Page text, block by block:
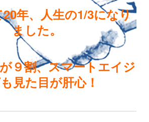
年、人生の1/3になり
ました。
９割、スマートエイジ
見た目が肝心！